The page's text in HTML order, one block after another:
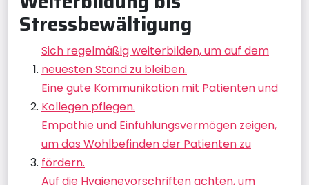
Stressbewältigung
Sich regelmäßig weiterbilden, um auf dem
neuesten Stand zu bleiben.
Eine gute Kommunikation mit Patienten und
Kollegen pflegen.
Empathie und Einfühlungsvermögen zeigen,
um das Wohlbefinden der Patienten zu
fördern.
Auf die Hygienevorschriften achten, um